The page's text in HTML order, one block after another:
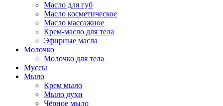
Масло для губ
Масло косметическое
Масло массажное
Крем-масло для тела
Эфирные масла
Молочко
Молочко для тела
Муссы
Мыло
Крем мыло
Мыло духи
Чёрное мыло